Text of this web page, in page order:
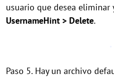
usuario que desea eliminar
UsernameHint > Delete.
Paso 5. Hay un archivo